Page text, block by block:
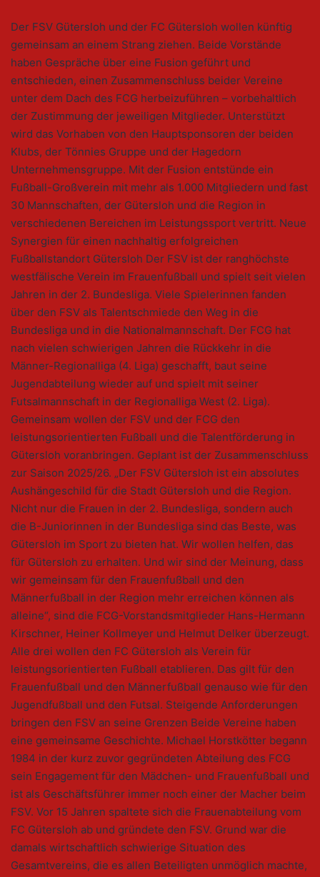
Der FSV Gütersloh und der FC Gütersloh wollen künftig
gemeinsam an einem Strang ziehen. Beide Vorstände
haben Gespräche über eine Fusion geführt und
entschieden, einen Zusammenschluss beider Vereine
unter dem Dach des FCG herbeizuführen – vorbehaltlich
der Zustimmung der jeweiligen Mitglieder. Unterstützt
wird das Vorhaben von den Hauptsponsoren der beiden
Klubs, der Tönnies Gruppe und der Hagedorn
Unternehmensgruppe. Mit der Fusion entstünde ein
Fußball-Großverein mit mehr als 1.000 Mitgliedern und fast
30 Mannschaften, der Gütersloh und die Region in
verschiedenen Bereichen im Leistungssport vertritt. Neue
Synergien für einen nachhaltig erfolgreichen
Fußballstandort Gütersloh Der FSV ist der ranghöchste
westfälische Verein im Frauenfußball und spielt seit vielen
Jahren in der 2. Bundesliga. Viele Spielerinnen fanden
über den FSV als Talentschmiede den Weg in die
Bundesliga und in die Nationalmannschaft. Der FCG hat
nach vielen schwierigen Jahren die Rückkehr in die
Männer-Regionalliga (4. Liga) geschafft, baut seine
Jugendabteilung wieder auf und spielt mit seiner
Futsalmannschaft in der Regionalliga West (2. Liga).
Gemeinsam wollen der FSV und der FCG den
leistungsorientierten Fußball und die Talentförderung in
Gütersloh voranbringen. Geplant ist der Zusammenschluss
zur Saison 2025/26. „Der FSV Gütersloh ist ein absolutes
Aushängeschild für die Stadt Gütersloh und die Region.
Nicht nur die Frauen in der 2. Bundesliga, sondern auch
die B-Juniorinnen in der Bundesliga sind das Beste, was
Gütersloh im Sport zu bieten hat. Wir wollen helfen, das
für Gütersloh zu erhalten. Und wir sind der Meinung, dass
wir gemeinsam für den Frauenfußball und den
Männerfußball in der Region mehr erreichen können als
alleine“, sind die FCG-Vorstandsmitglieder Hans-Hermann
Kirschner, Heiner Kollmeyer und Helmut Delker überzeugt.
Alle drei wollen den FC Gütersloh als Verein für
leistungsorientierten Fußball etablieren. Das gilt für den
Frauenfußball und den Männerfußball genauso wie für den
Jugendfußball und den Futsal. Steigende Anforderungen
bringen den FSV an seine Grenzen Beide Vereine haben
eine gemeinsame Geschichte. Michael Horstkötter begann
1984 in der kurz zuvor gegründeten Abteilung des FCG
sein Engagement für den Mädchen- und Frauenfußball und
ist als Geschäftsführer immer noch einer der Macher beim
FSV. Vor 15 Jahren spaltete sich die Frauenabteilung vom
FC Gütersloh ab und gründete den FSV. Grund war die
damals wirtschaftlich schwierige Situation des
Gesamtvereins, die es allen Beteiligten unmöglich machte,